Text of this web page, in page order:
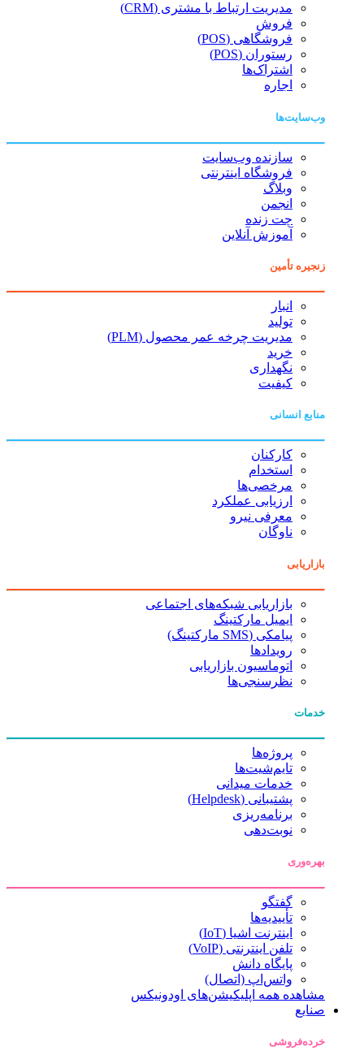
مدیریت ارتباط با مشتری (CRM)
فروش
فروشگاهی (POS)
رستوران (POS)
اشتراک‌ها
اجاره
وب‌سایت‌ها
سازنده وب‌سایت
فروشگاه اینترنتی
وبلاگ
انجمن
چت زنده
آموزش آنلاین
زنجیره تأمین
انبار
تولید
مدیریت چرخه عمر محصول (PLM)
خرید
نگهداری
کیفیت
منابع انسانی
کارکنان
استخدام
مرخصی‌ها
ارزیابی عملکرد
معرفی نیرو
ناوگان
بازاریابی
بازاریابی شبکه‌های اجتماعی
ایمیل مارکتینگ
پیامکی (SMS مارکتینگ)
رویدادها
اتوماسیون بازاریابی
نظرسنجی‌ها
خدمات
پروژه‌ها
تایم‌شیت‌ها
خدمات میدانی
پشتیبانی (Helpdesk)
برنامه‌ریزی
نوبت‌دهی
بهره‌وری
گفتگو
تأییدیه‌ها
اینترنت اشیا (IoT)
تلفن اینترنتی (VoIP)
پایگاه دانش
واتس‌اپ (اتصال)
مشاهده همه اپلیکیشن‌های اودونیکس
صنایع
خرده‌فروشی